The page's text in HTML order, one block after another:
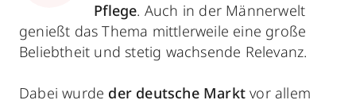
Pflege. Auch in der Männerwelt
genießt das Thema mittlerweile eine große
Beliebtheit und stetig wachsende Relevanz.
Dabei wurde der deutsche Marktvor allem